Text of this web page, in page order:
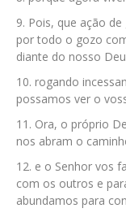
Pois, que ação
por todo o gozo
diante do nosso
rogando
possamos ver o
Ora, o próprio
nos abram o
e o Senhor vos
com os outros e
abundamos para